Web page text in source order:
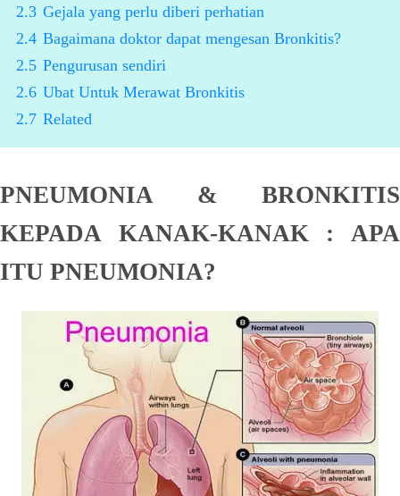
2.3 Gejala yang perlu diberi perhatian
2.4 Bagaimana doktor dapat mengesan Bronkitis?
2.5 Pengurusan sendiri
2.6 Ubat Untuk Merawat Bronkitis
2.7 Related
PNEUMONIA & BRONKITIS
KEPADA KANAK-KANAK : APA
ITU PNEUMONIA?